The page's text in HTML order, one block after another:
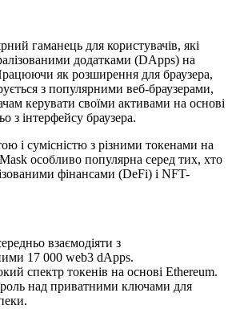
гаманець для користувачів, які
додатками (DApps) на
як розширення для браузера,
з популярними веб-браузерами,
керувати своїми активами на основі
з інтерфейсу браузера.
і сумісністю з різними токенами на
особливо популярна серед тих, хто
фінансами (DeFi) і NFT-
взаємодіяти з
17 000 web3 dApps.
спектр токенів на основі Ethereum.
над приватними ключами для